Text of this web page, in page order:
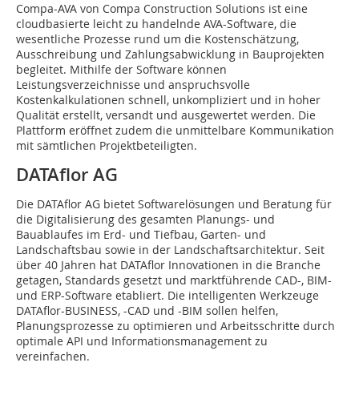
Compa-AVA von Compa Construction Solutions ist eine
cloudbasierte leicht zu handelnde AVA-Software, die
wesentliche Prozesse rund um die Kostenschätzung,
Ausschreibung und Zahlungsabwicklung in Bauprojekten
begleitet. Mithilfe der Software können
Leistungsverzeichnisse und anspruchsvolle
Kostenkalkulationen schnell, unkompliziert und in hoher
Qualität erstellt, versandt und ausgewertet werden. Die
Plattform eröffnet zudem die unmittelbare Kommunikation
mit sämtlichen Projektbeteiligten.
DATAflor AG
Die DATAflor AG bietet Softwarelösungen und Beratung für
die Digitalisierung des gesamten Planungs- und
Bauablaufes im Erd- und Tiefbau, Garten- und
Landschaftsbau sowie in der Landschaftsarchitektur. Seit
über 40 Jahren hat DATAflor Innovationen in die Branche
getagen, Standards gesetzt und marktführende CAD-, BIM-
und ERP-Software etabliert. Die intelligenten Werkzeuge
DATAflor-BUSINESS, -CAD und -BIM sollen helfen,
Planungsprozesse zu optimieren und Arbeitsschritte durch
optimale API und Informationsmanagement zu
vereinfachen.